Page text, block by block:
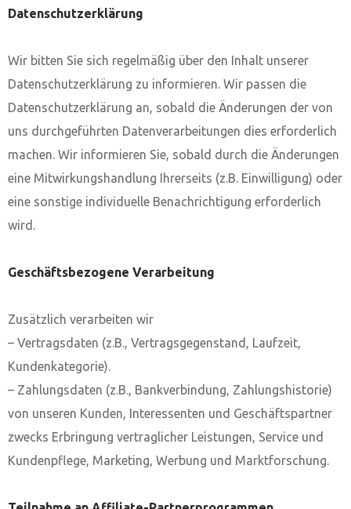
Datenschutzerklärung
Wir bitten Sie sich regelmäßig über den Inhalt unserer
Datenschutzerklärung zu informieren. Wir passen die
Datenschutzerklärung an, sobald die Änderungen der von
uns durchgeführten Datenverarbeitungen dies erforderlich
machen. Wir informieren Sie, sobald durch die Änderungen
eine Mitwirkungshandlung Ihrerseits (z.B. Einwilligung) oder
eine sonstige individuelle Benachrichtigung erforderlich
wird.
Geschäftsbezogene Verarbeitung
Zusätzlich verarbeiten wir
– Vertragsdaten (z.B., Vertragsgegenstand, Laufzeit,
Kundenkategorie).
– Zahlungsdaten (z.B., Bankverbindung, Zahlungshistorie)
von unseren Kunden, Interessenten und Geschäftspartner
zwecks Erbringung vertraglicher Leistungen, Service und
Kundenpflege, Marketing, Werbung und Marktforschung.